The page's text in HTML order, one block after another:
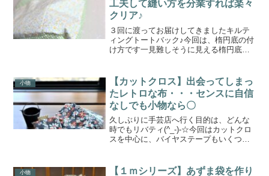
工夫して縫い方を分業すれば楽々
クリア♪
３回に渡ってお届けしてきましたキルテ
ィングトートバック♪今回は、楕円底の付
け方です一見難しそうに見える楕円底の
ますその辺のお話ですきっとやりたくな
ってくると思います(*...
小物
【カットクロス】出会ってしまっ
たレトロな布・・・センスに自信
なしでも小物なら〇
久しぶりに手芸店へ行く目的は、どんな
時でもリバティ(^_-)-☆今回はカットクロ
スを中心に、バイヤステープもいくつか
を使ってあれこれ作るのが夢・・・(←も
小物
【１ｍシリーズ】あずま袋を作り